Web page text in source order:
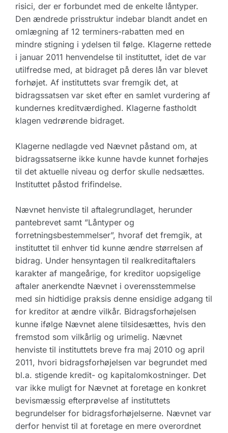
risici, der er forbundet med de enkelte låntyper.
Den ændrede prisstruktur indebar blandt andet en
omlægning af 12 terminers-rabatten med en
mindre stigning i ydelsen til følge. Klagerne rettede
i januar 2011 henvendelse til instituttet, idet de var
utilfredse med, at bidraget på deres lån var blevet
forhøjet. Af instituttets svar fremgik det, at
bidragssatsen var sket efter en samlet vurdering af
kundernes kreditværdighed. Klagerne fastholdt
klagen vedrørende bidraget.
Klagerne nedlagde ved Nævnet påstand om, at
bidragssatserne ikke kunne havde kunnet forhøjes
til det aktuelle niveau og derfor skulle nedsættes.
Instituttet påstod frifindelse.
Nævnet henviste til aftalegrundlaget, herunder
pantebrevet samt ”Låntyper og
forretningsbestemmelser”, hvoraf det fremgik, at
instituttet til enhver tid kunne ændre størrelsen af
bidrag. Under hensyntagen til realkreditaftalers
karakter af mangeårige, for kreditor uopsigelige
aftaler anerkendte Nævnet i overensstemmelse
med sin hidtidige praksis denne ensidige adgang til
for kreditor at ændre vilkår. Bidragsforhøjelsen
kunne ifølge Nævnet alene tilsidesættes, hvis den
fremstod som vilkårlig og urimelig. Nævnet
henviste til instituttets breve fra maj 2010 og april
2011, hvori bidragsforhøjelsen var begrundet med
bl.a. stigende kredit- og kapitalomkostninger. Det
var ikke muligt for Nævnet at foretage en konkret
bevismæssig efterprøvelse af instituttets
begrundelser for bidragsforhøjelserne. Nævnet var
derfor henvist til at foretage en mere overordnet